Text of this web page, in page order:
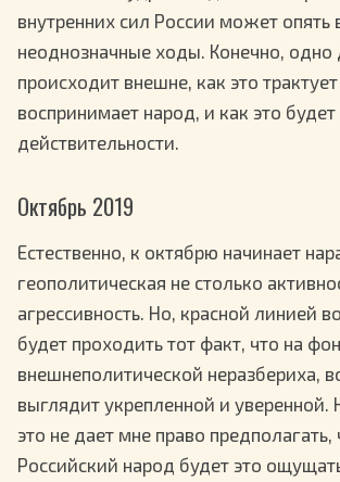
внутренних сил России может опять
неоднозначные ходы. Конечно, одно
происходит внешне, как это
воспринимает народ, и как это будет
действительности.
Октябрь 2019
Естественно, к октябрю начинает
геополитическая не столько
агрессивность. Но, красной линией
будет проходить тот факт, что на
внешнеполитической неразбериха,
выглядит укрепленной и уверенной.
это не дает мне право предполагать,
Российский народ будет это